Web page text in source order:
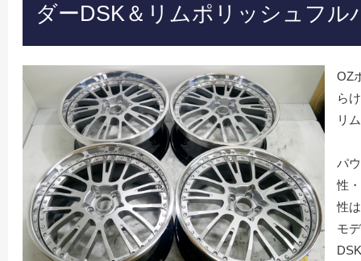
ダーDSK＆リムポリッシュフル
OZ
ら
リ
パ
性
性
モ